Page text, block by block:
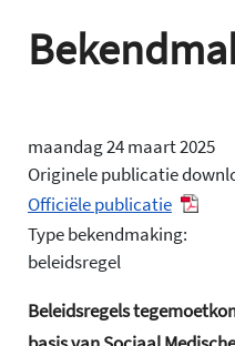
maandag 24 maart 2025
Originele publicatie
Officiële publicatie
Type bekendmaking:
beleidsregel
Beleidsregels